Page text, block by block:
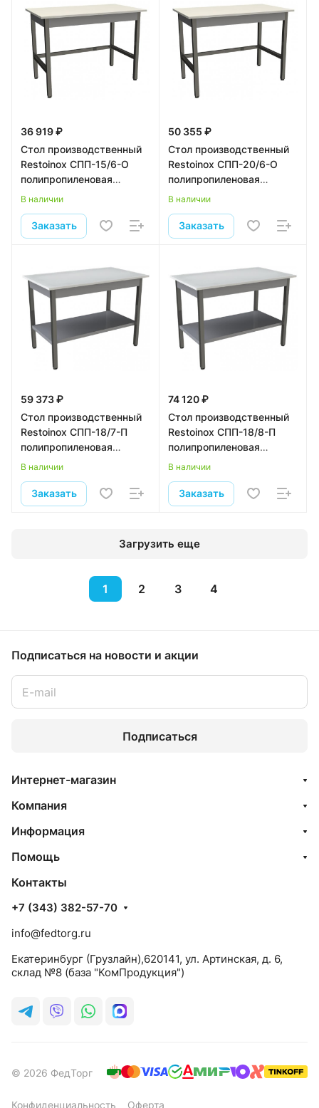
36 919 ₽
Стол производственный
Restoinox СПП-15/6-О
полипропиленовая
столешница
В наличии
Заказать
50 355 ₽
Стол производственный
Restoinox СПП-20/6-О
полипропиленовая
столешница
В наличии
Заказать
59 373 ₽
Стол производственный
Restoinox СПП-18/7-П
полипропиленовая
столешница
В наличии
Заказать
74 120 ₽
Стол производственный
Restoinox СПП-18/8-П
полипропиленовая
столешница
В наличии
Заказать
Загрузить еще
1 2 3 4
Подписаться на новости и акции
Подписаться
Интернет-магазин
Компания
Информация
Помощь
Контакты
+7 (343) 382-57-70
info@fedtorg.ru
Екатеринбург (Грузлайн),620141, ул. Артинская, д. 6,
склад №8 (база "КомПродукция")
© 2026 ФедТорг
Конфиденциальность Оферта